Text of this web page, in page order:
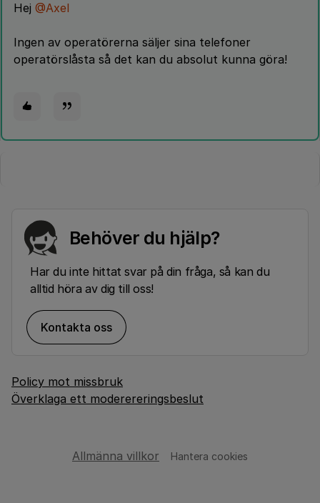
Hej @Axel
Ingen av operatörerna säljer sina telefoner
operatörslåsta så det kan du absolut kunna göra!
Behöver du hjälp?
Har du inte hittat svar på din fråga, så kan du
alltid höra av dig till oss!
Kontakta oss
Policy mot missbruk
Överklaga ett moderereringsbeslut
Allmänna villkor Hantera cookies